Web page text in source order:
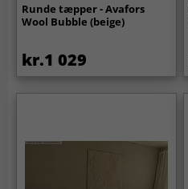
Runde tæpper - Avafors
Wool Bubble (beige)
kr.1 029